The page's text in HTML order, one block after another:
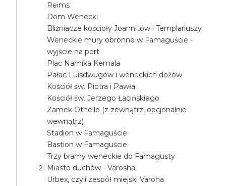
Reims
Dom Wenecki
Bliźniacze kościoły Joannitów i Templariuszy
Weneckie mury obronne w Famaguście -
wyjście na port
Plac Namika Kemala
Pałac Luisdwugów i weneckich dożów
Kościół św. Piotra i Pawła
Kościół św. Jerzego Łacińskiego
Zamek Othello (z zewnątrz, opcjonalnie
wewnątrz)
Stadion w Famaguście
Bastion w Famaguście
Trzy bramy weneckie do Famagusty
Miasto duchów - Varosha
Urbex, czyli zespół miejski Varoha